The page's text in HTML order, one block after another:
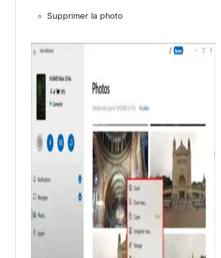
Supprimer la photo